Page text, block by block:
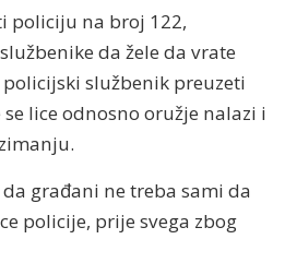
policiju na broj 122,
da žele da vrate
policijski službenik preuzeti
lice odnosno oružje nalazi i
građani ne treba sami da
policije, prije svega zbog